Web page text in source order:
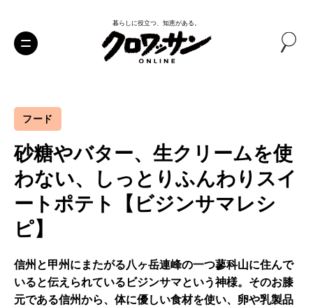
暮らしに役立つ、知恵がある。
フード
砂糖やバター、生クリームを使
わない、しっとりふんわりスイ
ートポテト【ビジンサマレシ
ピ】
信州と甲州にまたがる八ヶ岳連峰の一つ蓼科山に住んで
いると伝えられているビジンサマという神様。そのお膝
元である信州から、体に優しい食材を使い、卵や乳製品